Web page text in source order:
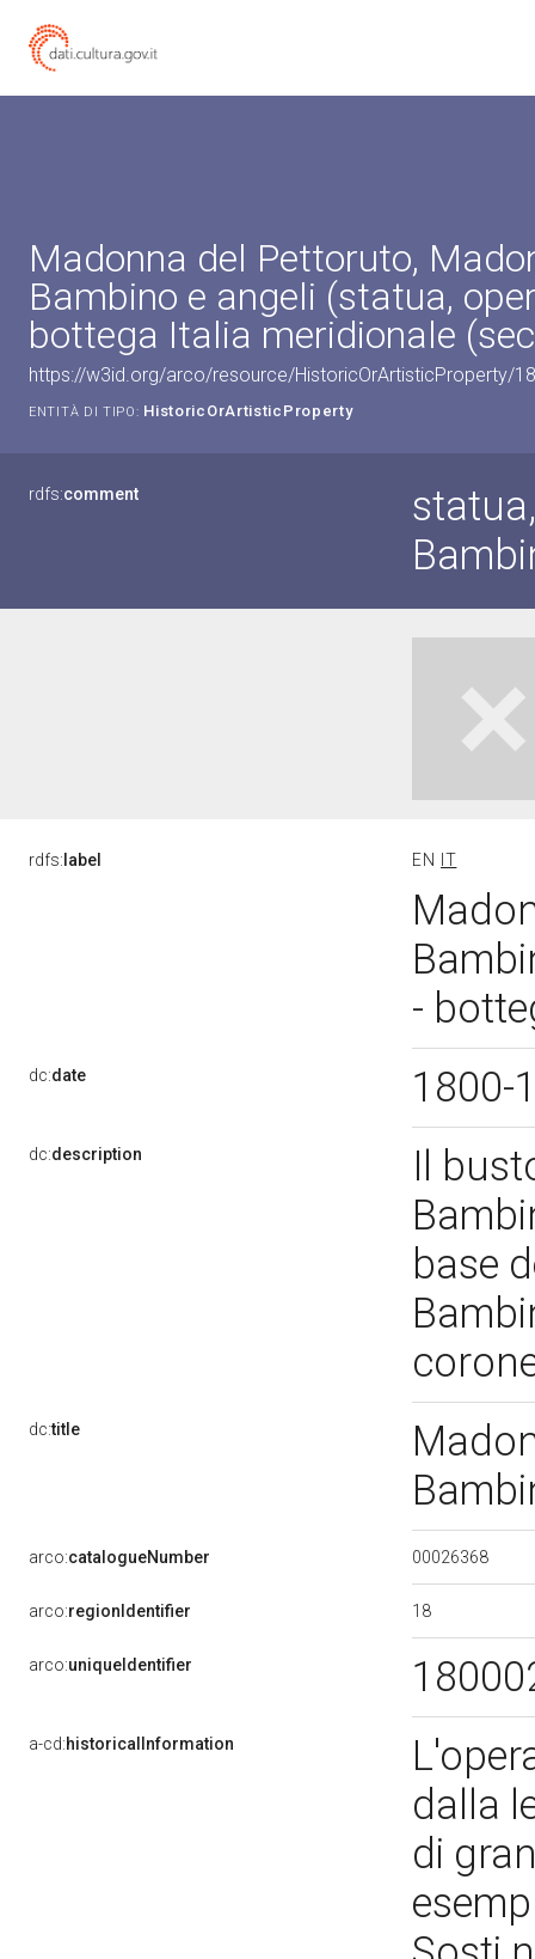
Madonna del Pettoruto,
Bambino e angeli (statua,
bottega Italia meridionale
https://w3id.org/arco/resource/HistoricOrArtisticProperty/
ENTITÀ DI TIPO: HistoricOrArtisticProperty
rdfs:comment
rdfs: label EN IT
-
dc:date 1800-
dc:description
Il
base
dc:title
arco:catalogueNumber 00026368
arco:regionIdentifier 18
arco:uniqueIdentifier
a-cd:historicalInformation
dalla
di